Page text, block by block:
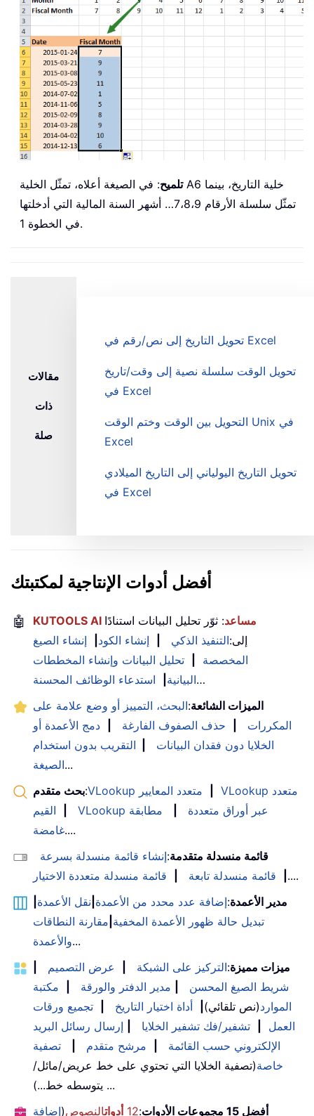
تلميح: في الصيغة أعلاه، تمثّل الخلية A6 خلية التاريخ، بينما
تمثّل سلسلة الأرقام 7،8،9… أشهر السنة المالية التي أدخلتها
في الخطوة 1.
مقالات
ذات
صلة
تحويل التاريخ إلى نص/رقم في Excel
تحويل الوقت سلسلة نصية إلى وقت/تاريخ
في Excel
التحويل بين الوقت وختم الوقت Unix في
Excel
تحويل التاريخ اليولياني إلى التاريخ الميلادي
في Excel
أفضل أدوات الإنتاجية لمكتبتك
🤖 KUTOOLS AI مساعد: ثوّر تحليل البيانات استنادًا
إلى:التنفيذ الذكي إنشاء الكود
إنشاء الصيغ
المخصصة
تحليل البيانات وإنشاء المخططات
البيانية
استدعاء الوظائف المحسنة
…
الميزات الشائعة:البحث، التمييز أو وضع علامة على
المكررات
حذف الصفوف الفارغة
دمج الأعمدة أو
الخلايا دون فقدان البيانات
التقريب بدون استخدام
الصيغة...
بحث متقدم: VLookup متعدد المعايير
VLookup متعدد
القيم
VLookup عبر أوراق متعددة
مطابقة
غامضة....
قائمة منسدلة متقدمة:إنشاء قائمة منسدلة بسرعة
قائمة منسدلة تابعة قائمة منسدلة متعددة الاختيار
....
مدير الأعمدة:إضافة عدد محدد من الأعمدة نقل الأعمدة
تبديل حالة ظهور الأعمدة المخفية مقارنة النطاقات
والأعمدة...
ميزات مميزة:التركيز على الشبكة عرض التصميم
شريط الصيغ المحسن
مدير الدفتر والورقة
مكتبة
الموارد(نص تلقائي) أداة اختيار التاريخ
تجميع ورقات
العمل
تشفير/فك تشفير الخلايا
إرسال رسائل البريد
الإلكتروني حسب القائمة
مرشح متقدم
تصفية
خاصة(تصفية الخلايا التي تحتوي على خط عريض/مائل/
يتوسطه خط...) ...
أفضل 15 مجموعات الأدوات
:
12 أدواتالنصوص(إضافة